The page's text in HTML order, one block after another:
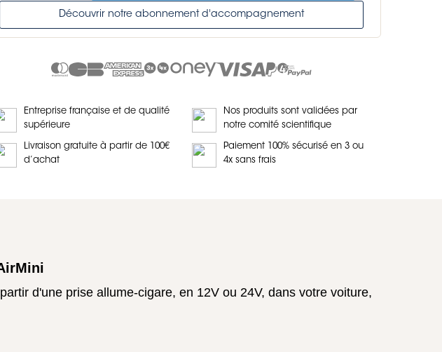
Découvrir notre abonnement d'accompagnement
Entreprise française et de qualité
supérieure
Nos produits sont validées par
notre comité scientifique
Livraison gratuite à partir de 100€
d’achat
Paiement 100% sécurisé en 3 ou
4x sans frais
d'une prise allume-cigare, en 12V ou 24V, dans votre voiture,